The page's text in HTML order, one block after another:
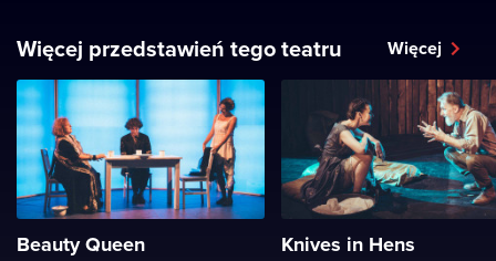
Więcej przedstawień tego teatru Więcej
Beauty Queen Knives in Hens